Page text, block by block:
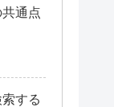
通点
する